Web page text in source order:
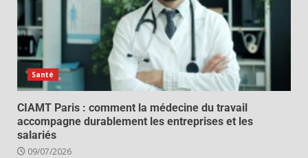
Santé
CIAMT Paris : comment la médecine du travail
accompagne durablement les entreprises et les
salariés
09/07/2026